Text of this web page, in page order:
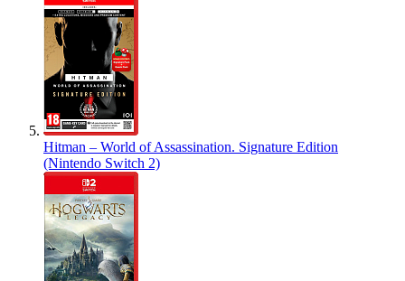
Hitman – World of Assassination. Signature Edition
(Nintendo Switch 2)